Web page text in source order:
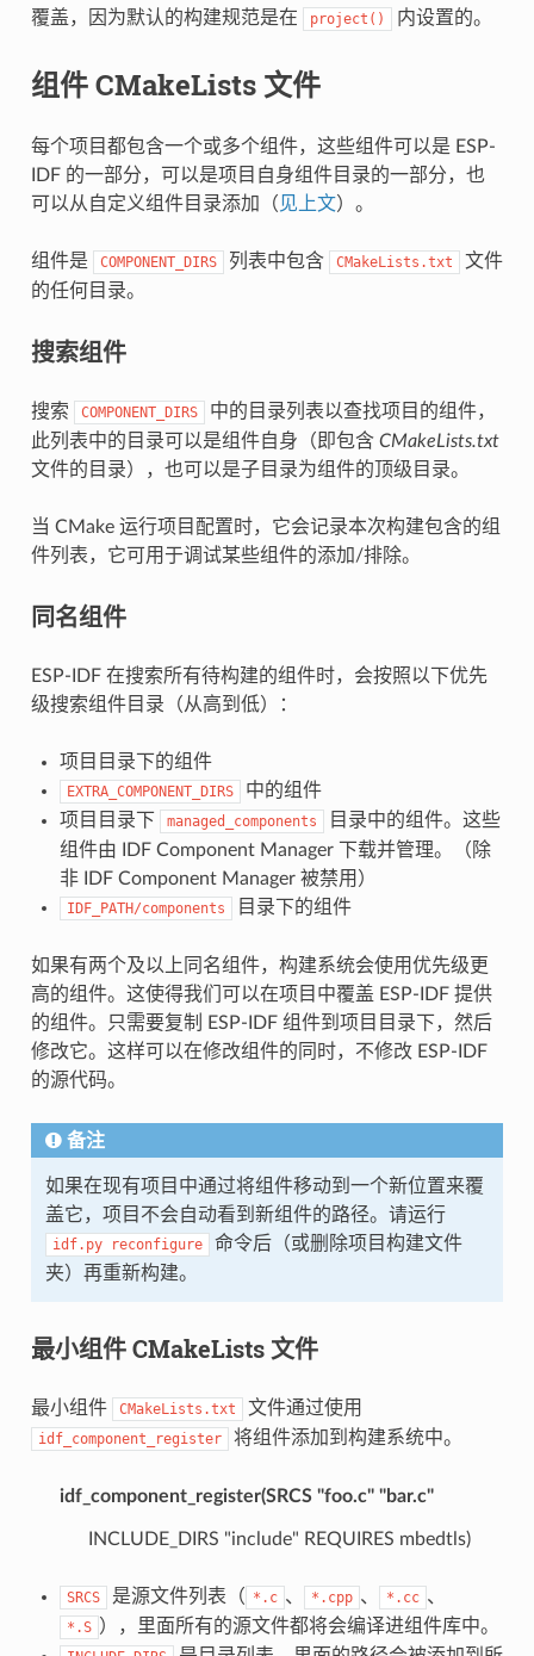
覆盖，因为默认的构建规范是在
project() 内设置的。
组件 CMakeLists 文件
每个项目都包含一个或多个组件，这些组件可以是 ESP-
IDF 的一部分，可以是项目自身组件目录的一部分，也
可以从自定义组件目录添加（ 见上文）。
组件是 COMPONENT_DIRS 列表中包含 CMakeLists.txt
文件
的任何目录。
搜索组件
搜索 COMPONENT_DIRS
中的目录列表以查找项目的组件，
此列表中的目录可以是组件自身（即包含 CMakeLists.txt
文件的目录），也可以是子目录为组件的顶级目录。
当 CMake 运行项目配置时，它会记录本次构建包含的组
件列表，它可用于调试某些组件的添加/排除。
同名组件
ESP-IDF 在搜索所有待构建的组件时，会按照以下优先
级搜索组件目录（从高到低）：
项目目录下的组件
EXTRA_COMPONENT_DIRS
中的组件
项目目录下
managed_components
目录中的组件。这些
组件由 IDF Component Manager 下载并管理。（除
非 IDF Component Manager 被禁用）
IDF_PATH/components 目录下的组件
如果有两个及以上同名组件，构建系统会使用优先级更
高的组件。这使得我们可以在项目中覆盖 ESP-IDF 提供
的组件。只需要复制 ESP-IDF 组件到项目目录下，然后
修改它。这样可以在修改组件的同时，不修改 ESP-IDF
的源代码。
备注
如果在现有项目中通过将组件移动到一个新位置来覆
盖它，项目不会自动看到新组件的路径。请运行
idf.py reconfigure
命令后（或删除项目构建文件
夹）再重新构建。
最小组件 CMakeLists 文件
最小组件 CMakeLists.txt 文件通过使用
idf_component_register 将组件添加到构建系统中。
idf_component_register(SRCS "foo.c" "bar.c"
INCLUDE_DIRS "include" REQUIRES mbedtls)
SRCS 是源文件列表（ *.c 、 *.cpp 、 *.cc 、
*.S ），里面所有的源文件都将会编译进组件库中。